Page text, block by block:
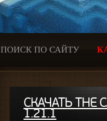
ПОИСК ПО САЙТУ
СКАЧАТЬ THE
1.21.1